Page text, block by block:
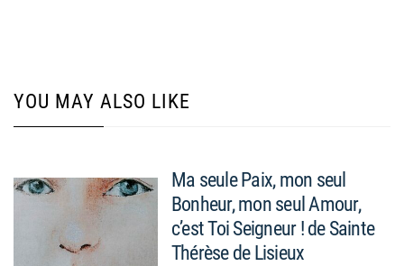
YOU MAY ALSO LIKE
Ma seule Paix, mon seul
Bonheur, mon seul Amour,
c’est Toi Seigneur ! de Sainte
Thérèse de Lisieux